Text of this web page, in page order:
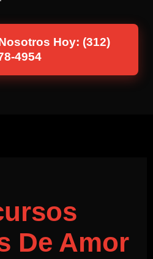
Hoy: (312)
4954
De Amor